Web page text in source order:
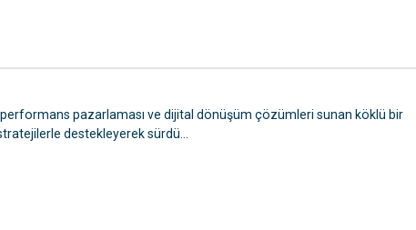
performans pazarlaması ve dijital dönüşüm çözümleri sunan köklü bir
destekleyerek sürdü...